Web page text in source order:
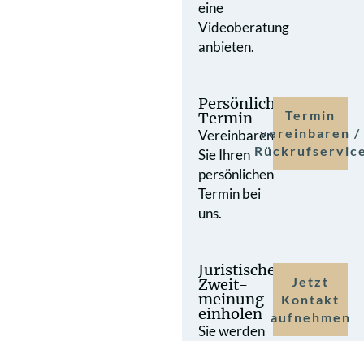
eine
Videoberatung
anbieten.
Persönlicher
Termin
Vereinbaren
Sie Ihren
persönlichen
Termin bei
uns.
Termin
vereinbaren /
Juristische
Zweit­
meinung
einholen
Sie werden
Jetzt
Kontakt
aufnehmen